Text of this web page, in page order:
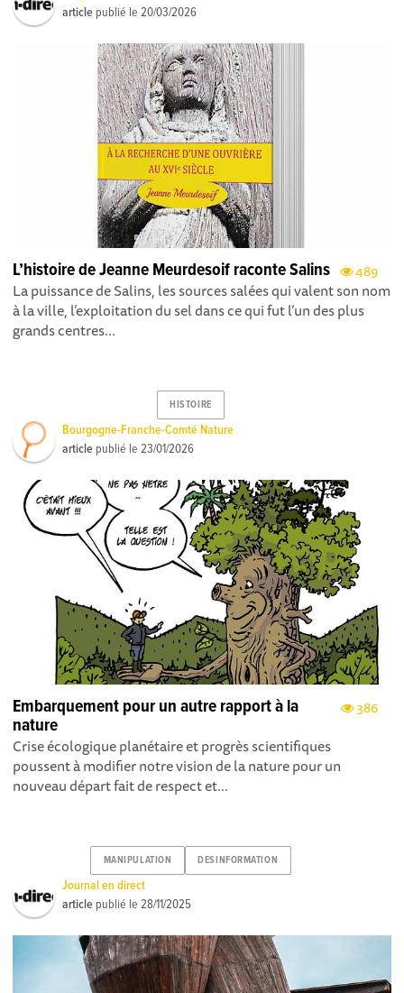
article publié le20/03/2026
489
L’histoire de Jeanne Meurdesoif raconte Salins
La puissance de Salins, les sources salées qui valent son nom
à la ville, l’exploitation du sel dans ce qui fut l’un des plus
grands centres...
HISTOIRE
Bourgogne-Franche-Comté Nature
article publié le23/01/2026
386
Embarquement pour un autre rapport à la
nature
Crise écologique planétaire et progrès scientifiques
poussent à modifier notre vision de la nature pour un
nouveau départ fait de respect et...
MANIPULATION DESINFORMATION
Journal en direct
article publié le28/11/2025